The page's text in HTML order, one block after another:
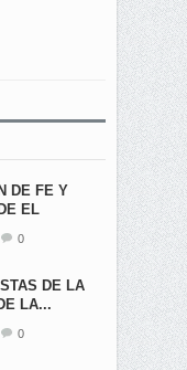
DE FE Y
EL
0
DE LA
LA...
0